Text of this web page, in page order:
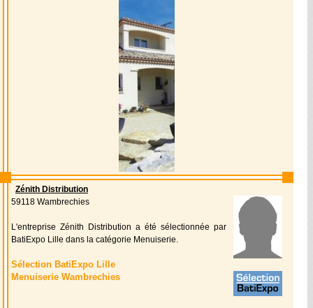
Zénith Distribution
59118 Wambrechies
L'entreprise Zénith Distribution a été sélectionnée par
BatiExpo Lille dans la catégorie Menuiserie.
Sélection BatiExpo Lille
Menuiserie Wambrechies